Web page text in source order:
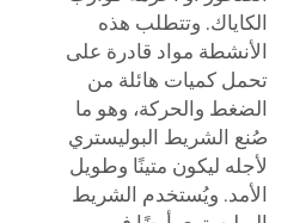
الكاياك. وتتطلب هذه
الأنشطة مواد قادرة على
تحمل كميات هائلة من
الضغط والحركة، وهو ما
صُنع الشريط البوليستري
لأجله ليكون متينًا وطويل
الأمد. ويُستخدم الشريط